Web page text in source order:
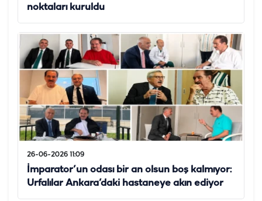
noktaları kuruldu
26-06-2026 11:09
İmparator’un odası bir an olsun boş kalmıyor:
Urfalılar Ankara’daki hastaneye akın ediyor